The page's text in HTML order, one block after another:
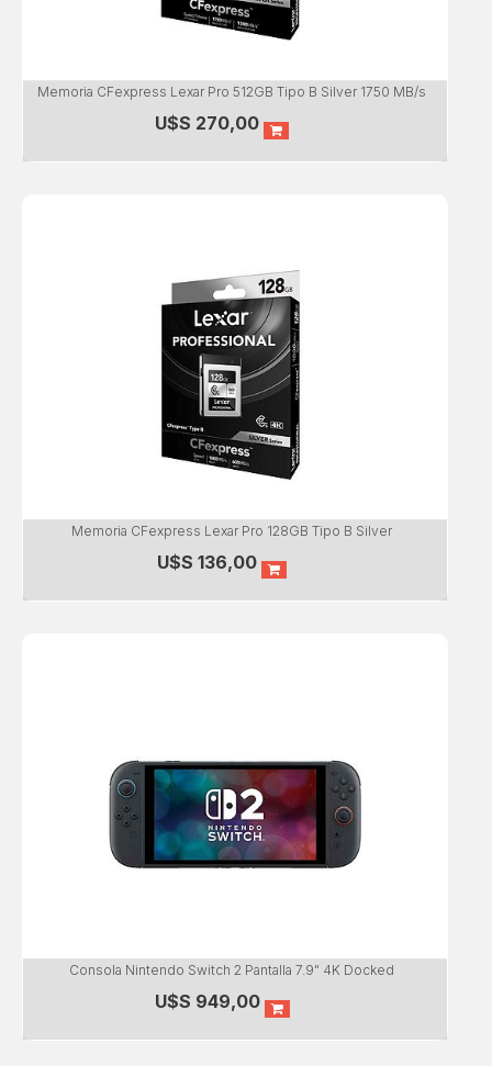
Memoria CFexpress Lexar Pro 512GB Tipo B Silver 1750 MB/s
U$S 270,00
Memoria CFexpress Lexar Pro 128GB Tipo B Silver
U$S136,00
Consola Nintendo Switch 2 Pantalla 7.9" 4K Docked
U$S 949,00